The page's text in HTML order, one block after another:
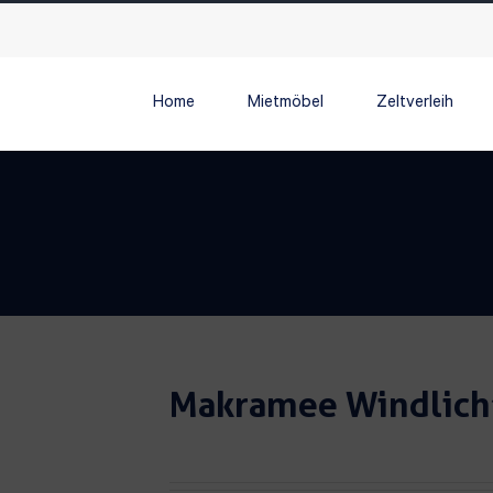
Home Mietmöbel Zeltverleih
Makramee